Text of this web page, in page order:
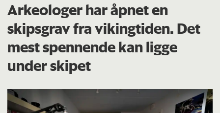
Arkeologer har åpnet en
skipsgrav fra vikingtiden. Det
mest spennende kan ligge
under skipet